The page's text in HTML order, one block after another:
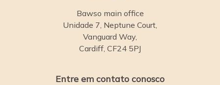
Bawso main office
Unidade 7, Neptune Court,
Vanguard Way,
Cardiff, CF24 5PJ
Entre em contato conosco